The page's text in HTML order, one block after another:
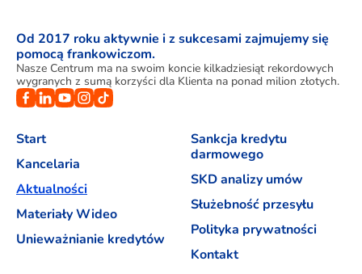
Od 2017 roku aktywnie i z sukcesami zajmujemy się
pomocą frankowiczom.
Nasze Centrum ma na swoim koncie kilkadziesiąt rekordowych
wygranych z sumą korzyści dla Klienta na ponad milion złotych.
Start
Kancelaria
Aktualności
Materiały Wideo
Unieważnianie kredytów
Sankcja kredytu
darmowego
SKD analizy umów
Służebność przesyłu
Polityka prywatności
Kontakt